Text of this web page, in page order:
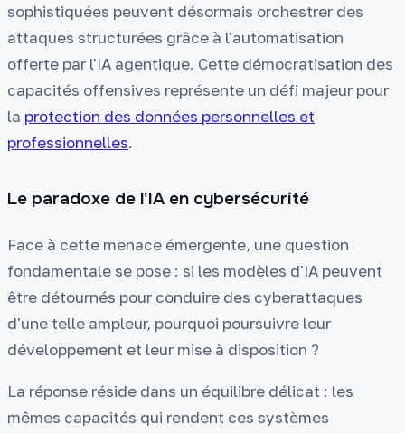
sophistiquées peuvent désormais orchestrer des
attaques structurées grâce à l'automatisation
offerte par l'IA agentique. Cette démocratisation des
capacités offensives représente un défi majeur pour
la protection des données personnelles et
professionnelles.
Le paradoxe de l'IA en cybersécurité
Face à cette menace émergente, une question
fondamentale se pose : si les modèles d'IA peuvent
être détournés pour conduire des cyberattaques
d'une telle ampleur, pourquoi poursuivre leur
développement et leur mise à disposition ?
La réponse réside dans un équilibre délicat : les
mêmes capacités qui rendent ces systèmes